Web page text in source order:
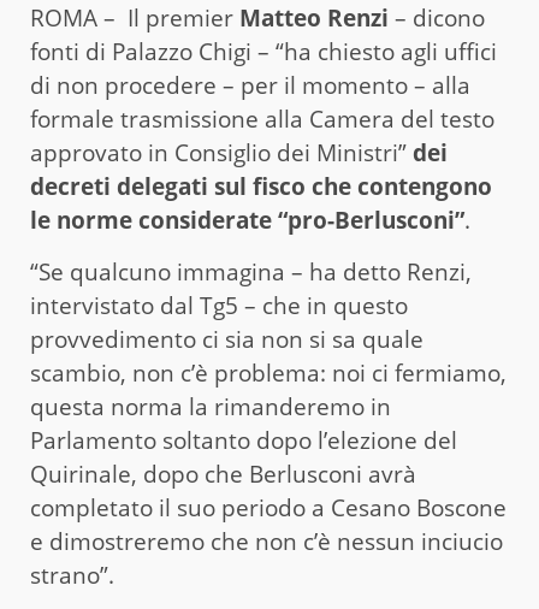
ROMA – Il premier Matteo Renzi – dicono
fonti di Palazzo Chigi – “ha chiesto agli uffici
di non procedere – per il momento – alla
formale trasmissione alla Camera del testo
approvato in Consiglio dei Ministri” dei
decreti delegati sul fisco che contengono
le norme considerate “pro-Berlusconi”.
“Se qualcuno immagina – ha detto Renzi,
intervistato dal Tg5 – che in questo
provvedimento ci sia non si sa quale
scambio, non c’è problema: noi ci fermiamo,
questa norma la rimanderemo in
Parlamento soltanto dopo l’elezione del
Quirinale, dopo che Berlusconi avrà
completato il suo periodo a Cesano Boscone
e dimostreremo che non c’è nessun inciucio
strano”.